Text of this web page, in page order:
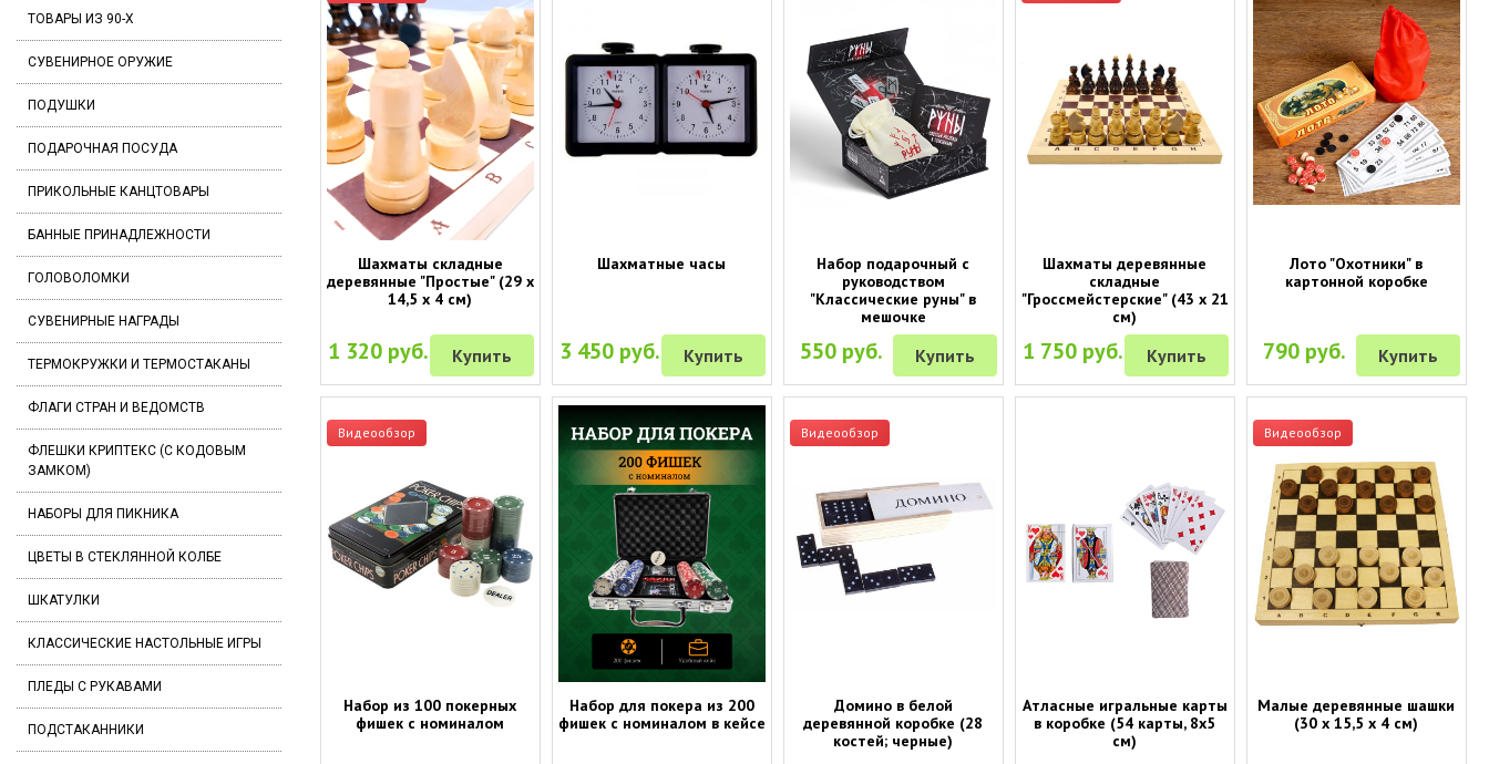
ТОВАРЫ ИЗ 90-Х
СУВЕНИРНОЕ ОРУЖИЕ
ПОДУШКИ
ПОДАРОЧНАЯ ПОСУДА
ПРИКОЛЬНЫЕ КАНЦТОВАРЫ
БАННЫЕ ПРИНАДЛЕЖНОСТИ
ГОЛОВОЛОМКИ
СУВЕНИРНЫЕ НАГРАДЫ
ТЕРМОКРУЖКИ И ТЕРМОСТАКАНЫ
ФЛАГИ СТРАН И ВЕДОМСТВ
ФЛЕШКИ КРИПТЕКС (С КОДОВЫМ
ЗАМКОМ)
НАБОРЫ ДЛЯ ПИКНИКА
ЦВЕТЫ В СТЕКЛЯННОЙ КОЛБЕ
ШКАТУЛКИ
КЛАССИЧЕСКИЕ НАСТОЛЬНЫЕ ИГРЫ
ПЛЕДЫ С РУКАВАМИ
ПОДСТАКАННИКИ
Шахматы складные
деревянные "Простые" (29 х
14,5 х 4 см)
1 320 руб. Купить
Шахматные часы
3 450 руб. Купить
Набор подарочный с
руководством
"Классические руны" в
мешочке
550 руб. Купить
Шахматы деревянные
складные
"Гроссмейстерские" (43 х 21
см)
1 750 руб. Купить
Лото "Охотники" в
картонной коробке
790 руб. Купить
Видеообзор
Набор из 100 покерных
фишек с номиналом
Набор для покера из 200
фишек с номиналом в кейсе
Видеообзор
Домино в белой
деревянной коробке (28
костей; черные)
Атласные игральные карты
в коробке (54 карты, 8х5
см)
Видеообзор
Малые деревянные шашки
(30 х 15,5 х 4 см)